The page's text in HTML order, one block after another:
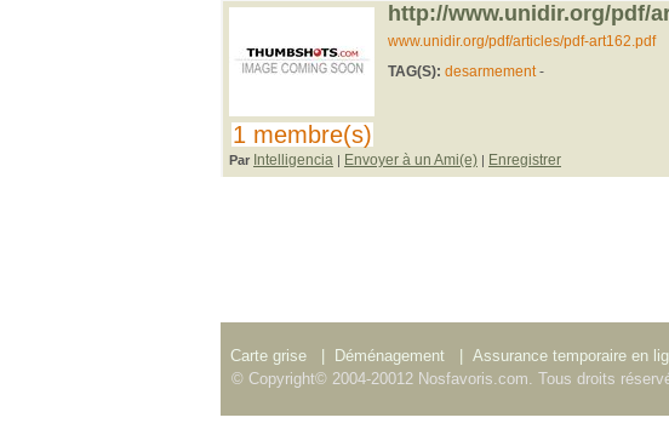
1 membre(s)
http://www.unidir.org/pdf/
www.unidir.org/pdf/articles/pdf-art162.pdf
TAG(S): desarmement-
Par Intelligencia | Envoyer à un Ami(e) | Enregistrer
Carte grise Déménagement Assurance temporaire en
© Copyright© 2004-20012 Nosfavoris.com. Tous droits